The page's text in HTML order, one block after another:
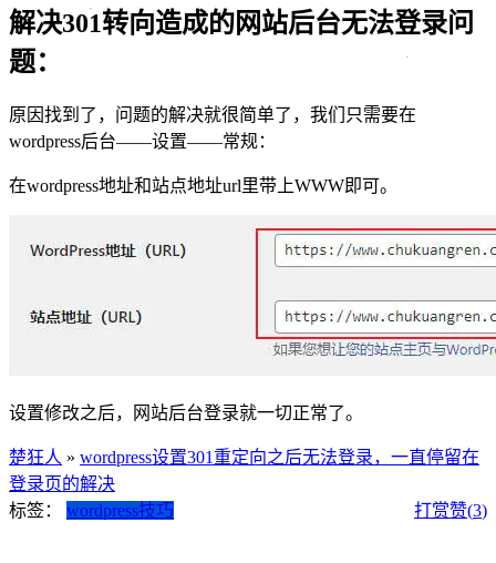
解决301转向造成的网站后台无法登录问
题：
原因找到了，问题的解决就很简单了，我们只需要在
wordpress后台——设置——常规：
在wordpress地址和站点地址url里带上WWW即可。
设置修改之后，网站后台登录就一切正常了。
楚狂人 » wordpress设置301重定向之后无法登录，一直停留在
登录页的解决
打赏赞(3)
标签： wordpress技巧